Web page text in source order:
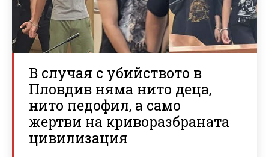
В случая с убийството в
Пловдив няма нито деца,
нито педофил, а само
жертви на криворазбраната
цивилизация